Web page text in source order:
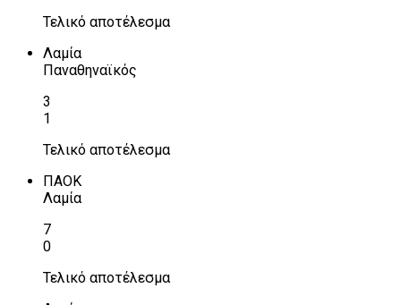
Τελικό αποτέλεσμα
Λαμία
Παναθηναϊκός
3
1
Τελικό αποτέλεσμα
ΠΑΟΚ
Λαμία
7
0
Τελικό αποτέλεσμα